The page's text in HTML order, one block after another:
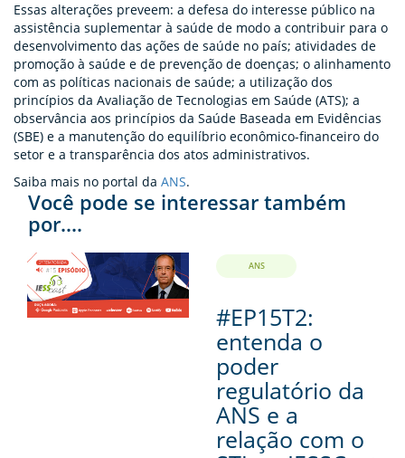
Essas alterações preveem: a defesa do interesse público na
assistência suplementar à saúde de modo a contribuir para o
desenvolvimento das ações de saúde no país; atividades de
promoção à saúde e de prevenção de doenças; o alinhamento
com as políticas nacionais de saúde; a utilização dos
princípios da Avaliação de Tecnologias em Saúde (ATS); a
observância aos princípios da Saúde Baseada em Evidências
(SBE) e a manutenção do equilíbrio econômico-financeiro do
setor e a transparência dos atos administrativos.
Saiba mais no portal da ANS.
Você pode se interessar também
por....
ANS
#EP15T2:
entenda o
poder
regulatório da
ANS e a
relação com o